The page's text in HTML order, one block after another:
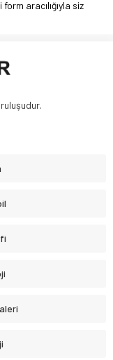
aracılığıyla siz